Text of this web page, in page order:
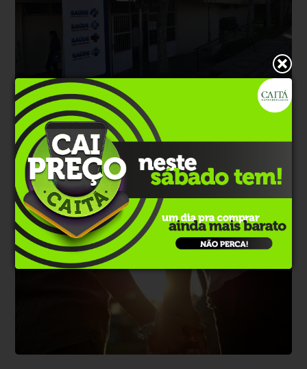
Tecnologia Há 2 dias
Falta de energia afeta telefones em
unidades de saúde da Zona Norte
Secretaria de Saúde informa que atendimento nas unidades
atingidas ocorre de forma parcial até o restabelecimento da rede
elétrica